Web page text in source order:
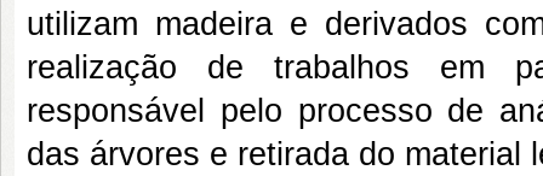
utilizam madeira e derivados
realização de trabalhos em
responsável pelo processo de
das árvores e retirada do material